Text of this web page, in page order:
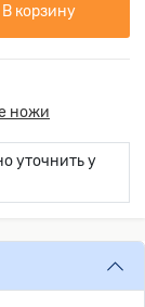
В корзину
ножи
уточнить у